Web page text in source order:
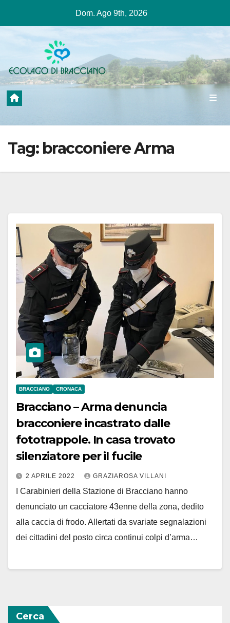
contenuto
Dom. Ago 9th, 2026
Tag: bracconiere Arma
BRACCIANO CRONACA
Bracciano – Arma denuncia
bracconiere incastrato dalle
fototrappole. In casa trovato
silenziatore per il fucile
2 APRILE 2022 GRAZIAROSA VILLANI
I Carabinieri della Stazione di Bracciano hanno
denunciato un cacciatore 43enne della zona, dedito
alla caccia di frodo. Allertati da svariate segnalazioni
dei cittadini del posto circa continui colpi d’arma…
Cerca